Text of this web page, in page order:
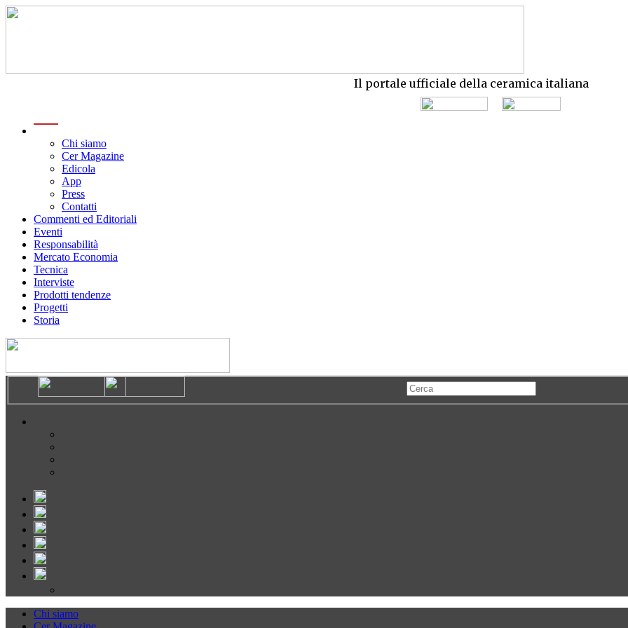
Il portale ufficiale della ceramica italiana
Chi siamo
Cer Magazine
Edicola
App
Press
Contatti
Commenti ed Editoriali
Eventi
Responsabilità
Mercato Economia
Tecnica
Interviste
Prodotti tendenze
Progetti
Storia
Chi siamo